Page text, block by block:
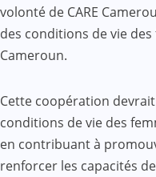
volonté de CARE
des conditions de vie
Cameroun.
Cette coopération
conditions de vie des
en contribuant à
renforcer les capacités